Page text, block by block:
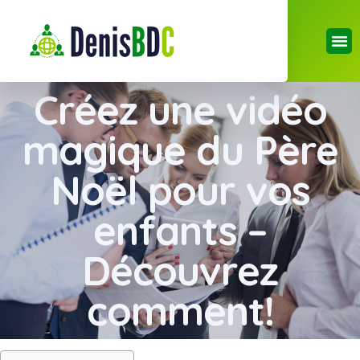
Créez une vidéo
magique du Père
Noël pour vos
enfants –
Découvrez
comment!